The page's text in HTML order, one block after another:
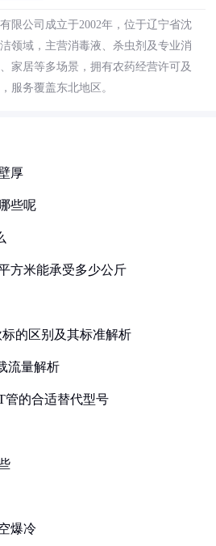
限公司成立于2002年，位于辽宁省沈
领域，主营消毒液、杀虫剂及专业消
家居等多场景，拥有农药经营许可及
服务覆盖东北地区。
厚
些呢
方米能承受多少公斤
的区别及其标准解析
流量解析
管的合适替代型号
爆冷